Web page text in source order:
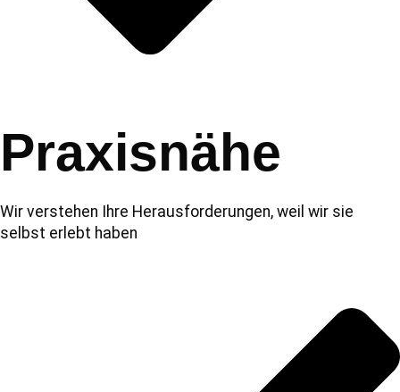
Praxisnähe
Wir verstehen Ihre Herausforderungen, weil wir sie
selbst erlebt haben